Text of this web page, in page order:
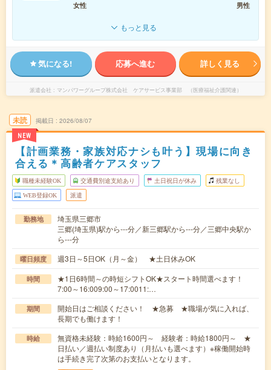
女性
男性
もっと見る
気になる! 応募へ進む 詳しく見る
派遣会社 マンパワーグループ株式会社 ケアサービス事業部 （医療福祉介護関連）
未読
NEW
掲載日 2026/08/07
【計画業務・家族対応ナシも叶う】現場に向き
合える＊高齢者ケアスタッフ
職種未経験OK 交通費別途支給あり 土日祝日が休み 残業なし
WEB登録OK 派遣
勤務地
埼玉県三郷市
三郷(埼玉県)駅から---分／新三郷駅から---分／三郷中央駅か
ら---分
曜日頻度 週3日～5日OK（月～金） ★土日休みOK
時間
★1日6時間～の時短シフトOK★スタート時間選べます！
7:00～16:009:00～17:0011:…
期間
開始日はご相談ください！ ★急募 ★職場が気に入れば、
長期でも働けます！
時給
無資格未経験：時給1600円～ 経験者：時給1800円～ ★
日払い／週払い制度あり（月払いも選べます）※稼働開始時
は手続き完了次第のお支払いとなります。